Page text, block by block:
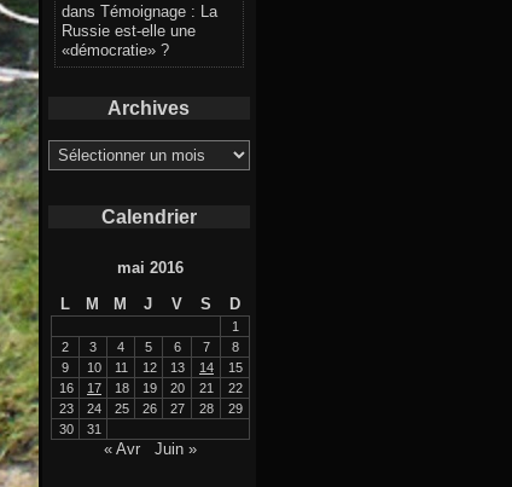
dans Témoignage : La
Russie est-elle une
«démocratie» ?
Archives
Archives
Calendrier
mai 2016
L
M M J V S D
1
2
3 4 5 6 7
8
9
10 11 12 13 14
15
16
17 18 19 20 21
22
23
24 25 26 27 28
29
30
31
« Avr Juin »